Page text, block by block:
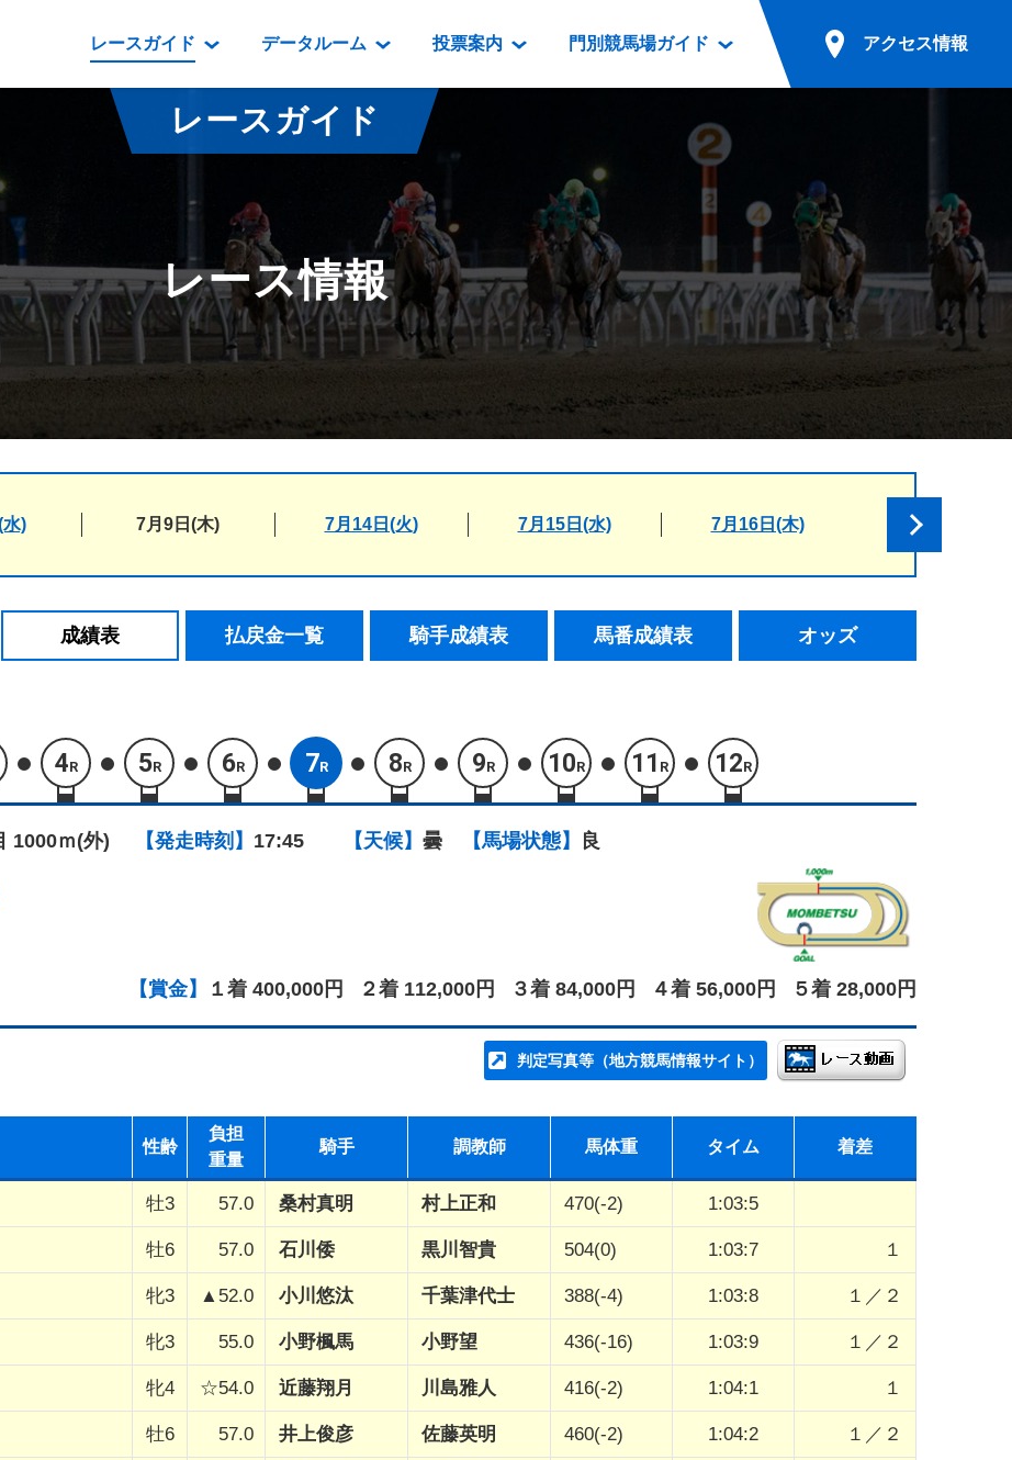
レースガイド
レース情報
払戻金一覧
騎手成績表
馬番成績表
オッズ
番組・級別表ダウンロード
開催カレンダー
重賞競走体系図
スタリオンシリーズ競走
道内の発売情報(PDF)
データルーム
データルーム
騎手・調教師紹介
坂路調教映像
遠征馬情報
番組編成要領
映像コンテンツ
重賞競走VTR
重賞競走参考VTR
レースダイジェスト
新馬ダイジェスト
投票案内
電話・インターネット投票
場外発売所
実況・テレホンサービス
発売・払戻
門別競馬場ガイド
門別競馬場情報
門別競馬場グルメ
とねっこジンギスカン
いずみ食堂
ルンビニフードカフェ
勝馬屋
アクセス情報
無料送迎バスでのご来場
公共の交通機関でのご来場
レースガイド
レース情報
) 7月9日(木) 7月14日(火) 7月15日(水) 7月16日(木)
成績表 払戻金一覧 騎手成績表 馬番成績表 オッズ
4R 5R 6R 7R 8R 9R 10R 11 R 12R
1000ｍ(外) 【発走時刻】 17:45 【天候】 曇 【馬場状態】 良
【賞金】 １着 400,000円 ２着 112,000円 ３着 84,000円 ４着 56,000円 ５着 28,000円
判定写真等（地方競馬情報サイト）
性齢
負担
重量
騎手 調教師 馬体重 タイム 着差
牡3 57.0 桑村真明 村上正和 470(-2) 1:03:5
牡6 57.0 石川倭 黒川智貴 504(0) 1:03:7 １
牝3 ▲52.0 小川悠汰 千葉津代士 388(-4) 1:03:8 １／２
牝3 55.0 小野楓馬 小野望 436(-16) 1:03:9 １／２
牝4 ☆54.0 近藤翔月 川島雅人 416(-2) 1:04:1 １
牡6 57.0 井上俊彦 佐藤英明 460(-2) 1:04:2 １／２